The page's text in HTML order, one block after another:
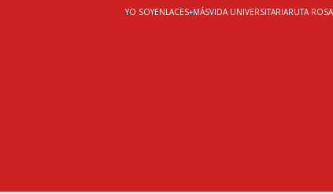
YO SOYENLACES+MÁSVIDA UNIVERSITARIARUTA ROSA